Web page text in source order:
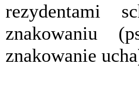
rezydentami
znakowaniu
znakowanie